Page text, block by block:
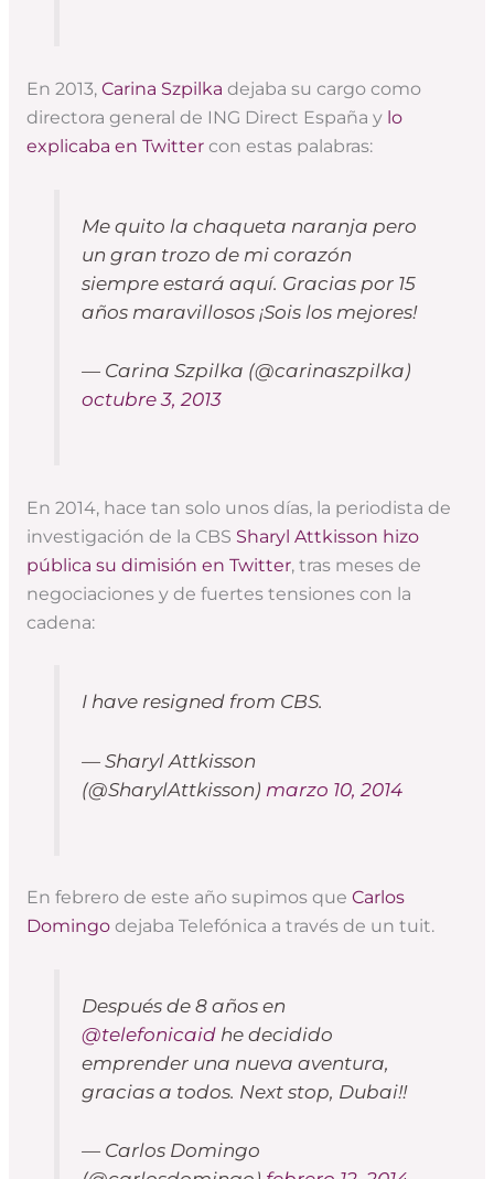
En 2013, Carina Szpilka dejaba su cargo como
directora general de ING Direct España y lo
explicaba en Twittercon estas palabras:
Me quito la chaqueta naranja pero
un gran trozo de mi corazón
siempre estará aquí. Gracias por 15
años maravillosos ¡Sois los mejores!
— Carina Szpilka (@carinaszpilka)
octubre 3, 2013
En 2014, hace tan solo unos días, la periodista de
investigación de la CBS Sharyl Attkisson hizo
pública su dimisión en Twitter, tras meses de
negociaciones y de fuertes tensiones con la
cadena:
I have resigned from CBS.
— Sharyl Attkisson
(@SharylAttkisson) marzo 10, 2014
En febrero de este año supimos que Carlos
Domingodejaba Telefónica a través de un tuit.
Después de 8 años en
@telefonicaid he decidido
emprender una nueva aventura,
gracias a todos. Next stop, Dubai!!
— Carlos Domingo